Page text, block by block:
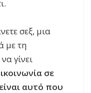
σεξ, μια
με τη
γίνει
σε
αυτό που